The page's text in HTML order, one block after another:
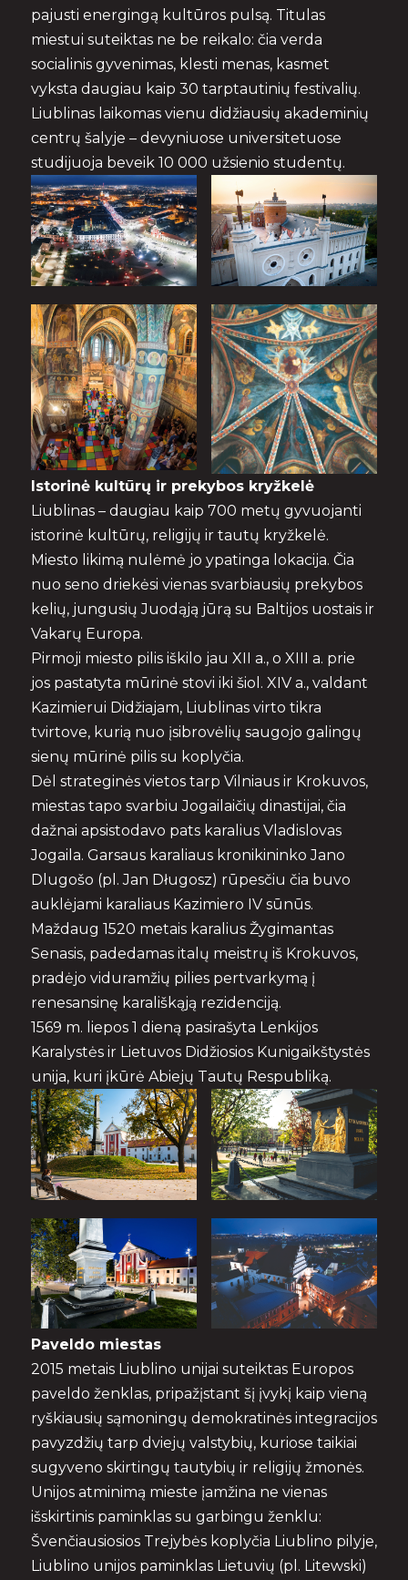
pajusti energingą kultūros pulsą. Titulas
miestui suteiktas ne be reikalo: čia verda
socialinis gyvenimas, klesti menas, kasmet
vyksta daugiau kaip 30 tarptautinių festivalių.
Liublinas laikomas vienu didžiausių akademinių
centrų šalyje – devyniuose universitetuose
studijuoja beveik 10 000 užsienio studentų.
Istorinė kultūrų ir prekybos kryžkelė
Liublinas – daugiau kaip 700 metų gyvuojanti
istorinė kultūrų, religijų ir tautų kryžkelė.
Miesto likimą nulėmė jo ypatinga lokacija. Čia
nuo seno driekėsi vienas svarbiausių prekybos
kelių, jungusių Juodąją jūrą su Baltijos uostais ir
Vakarų Europa.
Pirmoji miesto pilis iškilo jau XII a., o XIII a. prie
jos pastatyta mūrinė stovi iki šiol. XIV a., valdant
Kazimierui Didžiajam, Liublinas virto tikra
tvirtove, kurią nuo įsibrovėlių saugojo galingų
sienų mūrinė pilis su koplyčia.
Dėl strateginės vietos tarp Vilniaus ir Krokuvos,
miestas tapo svarbiu Jogailaičių dinastijai, čia
dažnai apsistodavo pats karalius Vladislovas
Jogaila. Garsaus karaliaus kronikininko Jano
Dlugošo (pl. Jan Długosz) rūpesčiu čia buvo
auklėjami karaliaus Kazimiero IV sūnūs.
Maždaug 1520 metais karalius Žygimantas
Senasis, padedamas italų meistrų iš Krokuvos,
pradėjo viduramžių pilies pertvarkymą į
renesansinę karališkąją rezidenciją.
1569 m. liepos 1 dieną pasirašyta Lenkijos
Karalystės ir Lietuvos Didžiosios Kunigaikštystės
unija, kuri įkūrė Abiejų Tautų Respubliką.
Paveldo miestas
2015 metais Liublino unijai suteiktas Europos
paveldo ženklas, pripažįstant šį įvykį kaip vieną
ryškiausių sąmoningų demokratinės integracijos
pavyzdžių tarp dviejų valstybių, kuriose taikiai
sugyveno skirtingų tautybių ir religijų žmonės.
Unijos atminimą mieste įamžina ne vienas
išskirtinis paminklas su garbingu ženklu:
Švenčiausiosios Trejybės koplyčia Liublino pilyje,
Liublino unijos paminklas Lietuvių (pl. Litewski)